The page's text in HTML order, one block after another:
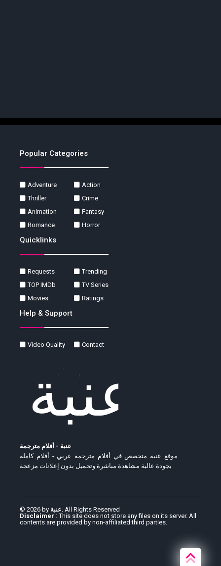
Popular Categories
Adventure
Action
Thriller
Crime
Animation
Fantasy
Romance
Horror
Quicklinks
Requests
Trending
TOP IMDb
TV Series
Movies
Ratings
Help & Support
Video Quality Contact
عنبة - أفلام مترجمة
موقع عنبة متخصص في أفلام مترجمة عربي - أفلام كاملة
بجودة عالية مشاهدة مباشرة وتحميل بدون إعلانات مزعجة
© 2026 by عنبة. All Rights Reserved
Disclaimer : This site does not store any files on its server. All
contents are provided by non-affiliated third parties.